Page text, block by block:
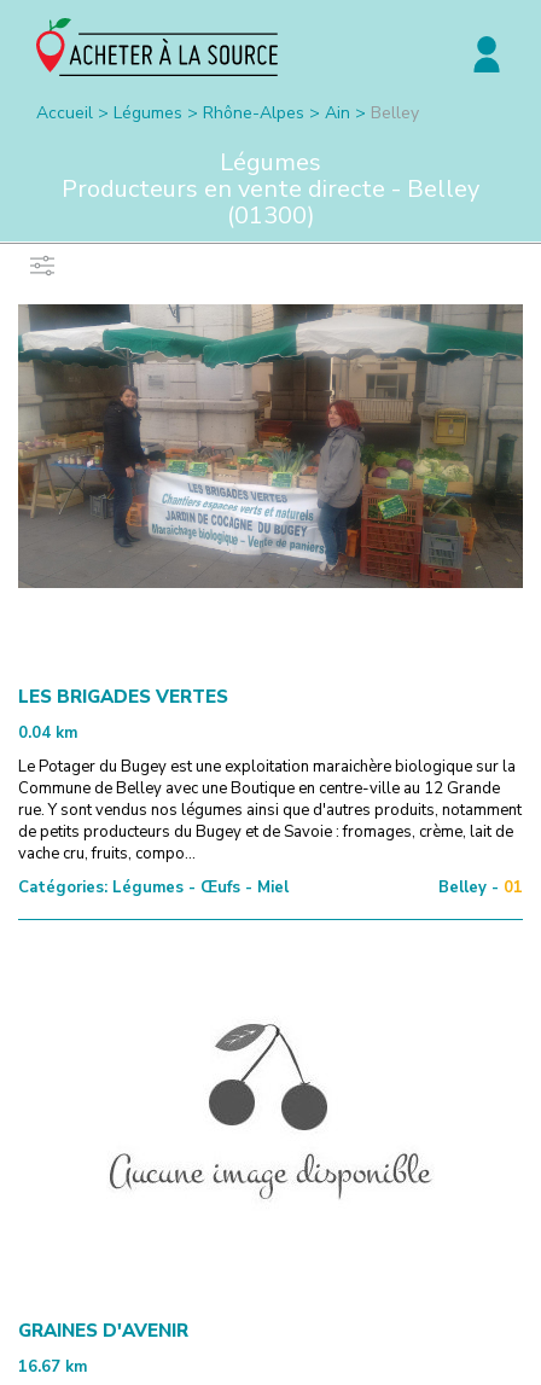
Accueil > Légumes > Rhône-Alpes > Ain > Belley
Légumes
Producteurs en vente directe - Belley
(01300)
LES BRIGADES VERTES
0.04 km
Le Potager du Bugey est une exploitation maraichère biologique sur la
Commune de Belley avec une Boutique en centre-ville au 12 Grande
rue. Y sont vendus nos légumes ainsi que d'autres produits, notamment
de petits producteurs du Bugey et de Savoie : fromages, crème, lait de
vache cru, fruits, compo...
Catégories: Légumes - Œufs - Miel Belley - 01
GRAINES D'AVENIR
16.67 km